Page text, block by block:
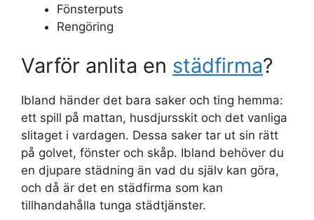
Fönsterputs
Rengöring
Varför anlita en städfirma?
Ibland händer det bara saker och ting hemma:
ett spill på mattan, husdjursskit och det vanliga
slitaget i vardagen. Dessa saker tar ut sin rätt
på golvet, fönster och skåp. Ibland behöver du
en djupare städning än vad du själv kan göra,
och då är det en städfirma som kan
tillhandahålla tunga städtjänster.